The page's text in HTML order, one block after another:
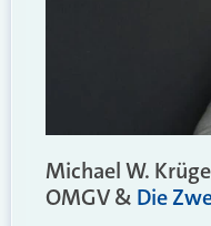
Michael W.
OMGV & Die